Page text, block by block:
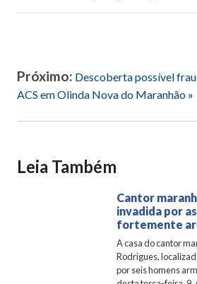
Próximo: Descoberta possível
ACS em Olinda Nova do Maranhão »
Leia Também
Cantor
invadida por
fortemente
A casa do cantor
Rodrigues,
por seis homens